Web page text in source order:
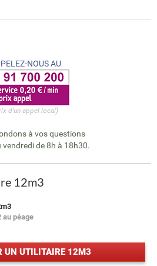
NOUS AU
d'un appel local)
à vos questions
vendredi de 8h à 18h30.
12m3
au péage
UN UTILITAIRE 12M3